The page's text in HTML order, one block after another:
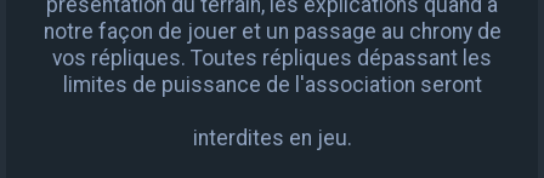
présentation du terrain, les explications quand à
notre façon de jouer et un passage au chrony de
vos répliques. Toutes répliques dépassant les
limites de puissance de l'association seront
interdites en jeu.